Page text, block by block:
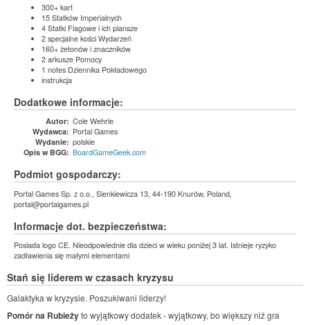
300+ kart
15 Statków Imperialnych
4 Statki Flagowe i ich plansze
2 specjalne kości Wydarzeń
160+ żetonów i znaczników
2 arkusze Pomocy
1 notes Dziennika Pokładowego
instrukcja
Dodatkowe informacje:
Autor: Cole Wehrle
Wydawca: Portal Games
Wydanie: polskie
Opis w BGG: BoardGameGeek.com
Podmiot gospodarczy:
Portal Games Sp. z o.o., Sienkiewicza 13, 44-190 Knurów, Poland,
portal@portalgames.pl
Informacje dot. bezpieczeństwa:
Posiada logo CE. Nieodpowiednie dla dzieci w wieku poniżej 3 lat. Istnieje ryzyko
zadławienia się małymi elementami
Stań się liderem w czasach kryzysu
Galaktyka w kryzysie. Poszukiwani liderzy!
Pomór na Rubieżyto wyjątkowy dodatek - wyjątkowy, bo większy niż gra